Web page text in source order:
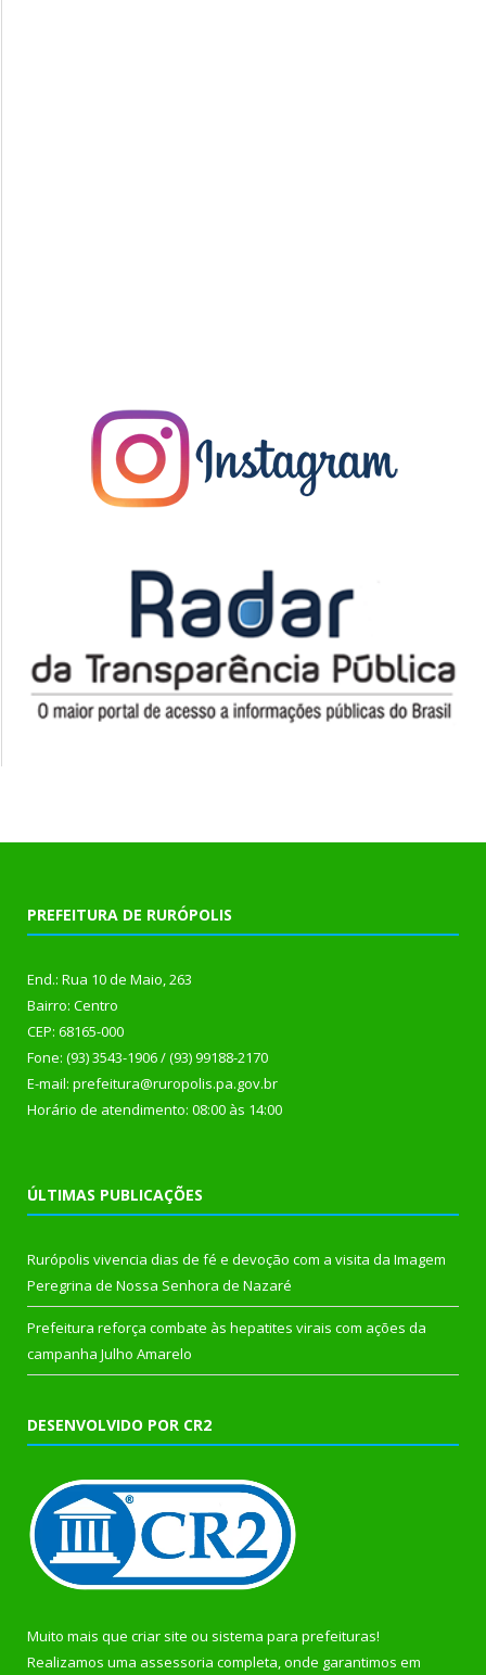
PREFEITURA DE RURÓPOLIS
End.: Rua 10 de Maio, 263
Bairro: Centro
CEP: 68165-000
Fone: (93) 3543-1906 / (93) 99188-2170
E-mail: prefeitura@ruropolis.pa.gov.br
Horário de atendimento: 08:00 às 14:00
ÚLTIMAS PUBLICAÇÕES
Rurópolis vivencia dias de fé e devoção com a visita da Imagem
Peregrina de Nossa Senhora de Nazaré
Prefeitura reforça combate às hepatites virais com ações da
campanha Julho Amarelo
DESENVOLVIDO POR CR2
Muito mais que criar site ou sistema para prefeituras!
Realizamos uma assessoria completa, onde garantimos em